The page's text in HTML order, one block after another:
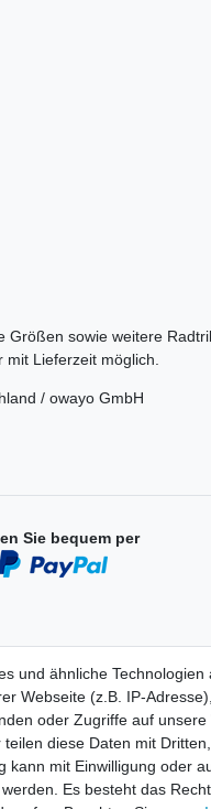
Größen sowie weitere
mit Lieferzeit möglich.
/ owayo GmbH
Sie bequem per
und ähnliche
Webseite (z.B. IP-
oder Zugriffe auf
diese Daten mit
kann mit Einwilligung oder
Es besteht das